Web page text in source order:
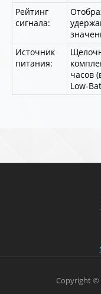
Рейтинг
сигнала:
Источник
питания:
часов
Low-
Copyright ©